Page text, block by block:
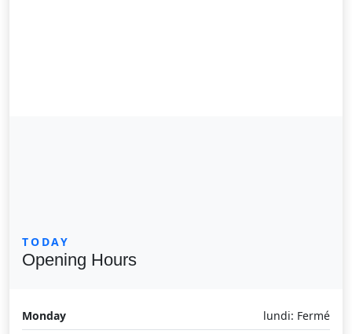
TODAY
Opening Hours
Monday
lundi: Fermé